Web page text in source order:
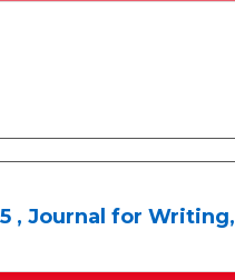
, Journal for Writing,